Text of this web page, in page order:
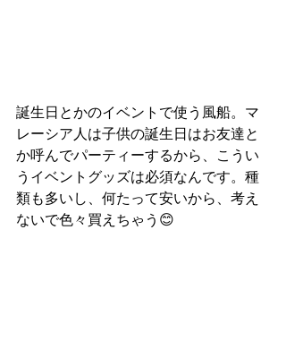
誕生日とかのイベントで使う風船。マ
レーシア人は子供の誕生日はお友達と
か呼んでパーティーするから、こうい
うイベントグッズは必須なんです。種
類も多いし、何たって安いから、考え
ないで色々買えちゃう😊